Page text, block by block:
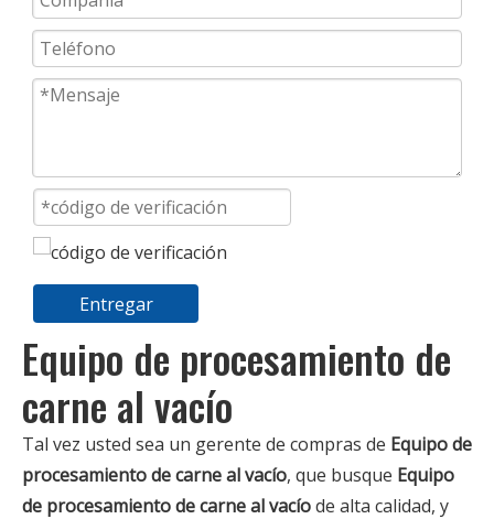
Entregar
Equipo de procesamiento de
carne al vacío
Tal vez usted sea un gerente de compras de Equipo de
procesamiento de carne al vacío, que busque Equipo
de procesamiento de carne al vacíode alta calidad, y